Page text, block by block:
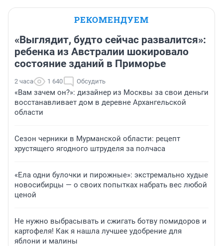
РЕКОМЕНДУЕМ
«Выглядит, будто сейчас развалится»:
ребенка из Австралии шокировало
состояние зданий в Приморье
2 часа 1 640 Обсудить
«Вам зачем он?»: дизайнер из Москвы за свои деньги
восстанавливает дом в деревне Архангельской
области
Сезон черники в Мурманской области: рецепт
хрустящего ягодного штруделя за полчаса
«Ела одни булочки и пирожные»: экстремально худые
новосибирцы — о своих попытках набрать вес любой
ценой
Не нужно выбрасывать и сжигать ботву помидоров и
картофеля! Как я нашла лучшее удобрение для
яблони и малины